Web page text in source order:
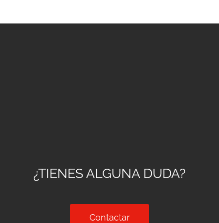
¿TIENES ALGUNA DUDA?
Contactar